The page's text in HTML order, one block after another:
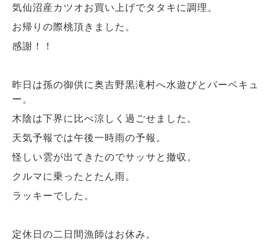
気仙沼産カツオお買い上げでタタキに調理。
お帰りの際桃頂きました。
感謝！！
昨日は孫の御供に奥吉野黒滝村へ水遊びとバーベキュ
ー。
木陰は下界に比べ涼しく過ごせました。
天気予報では午後一時雨の予報。
怪しい雲が出てきたのでサッサと撤収。
クルマに乗ったとたん雨。
ラッキーでした。
定休日の二日間漁師はお休み。